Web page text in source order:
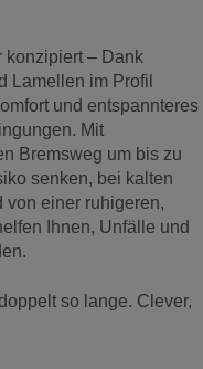
konzipiert – Dank
Lamellen im Profil
und entspannteres
Mit
Bremsweg um bis zu
senken, bei kalten
von einer ruhigeren,
Ihnen, Unfälle und
so lange. Clever,